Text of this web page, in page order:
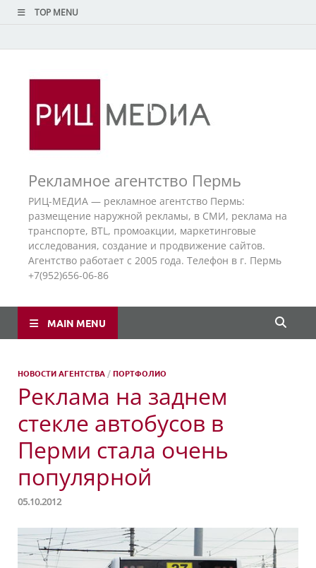
TOP MENU
Рекламное агентство Пермь
РИЦ-МЕДИА — рекламное агентство Пермь:
размещение наружной рекламы, в СМИ, реклама на
транспорте, BTL, промоакции, маркетинговые
исследования, создание и продвижение сайтов.
Агентство работает с 2005 года. Телефон в г. Пермь
+7(952)656-06-86
MAIN MENU
НОВОСТИ АГЕНТСТВА /ПОРТФОЛИО
Реклама на заднем
стекле автобусов в
Перми стала очень
популярной
05.10.2012